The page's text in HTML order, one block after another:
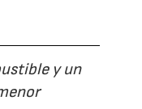
y un